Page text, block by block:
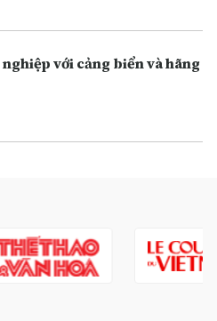
với cảng biển và hãng